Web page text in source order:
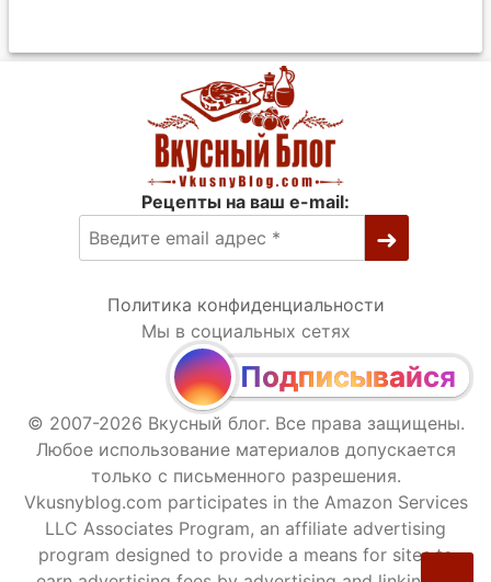
Политика конфиденциальности
Мы в социальных сетях
Подписывайся
© 2007-2026 Вкусный блог. Все права защищены.
Любое использование материалов допускается
только с письменного разрешения.
Vkusnyblog.com participates in the Amazon Services
LLC Associates Program, an affiliate advertising
program designed to provide a means for sites to